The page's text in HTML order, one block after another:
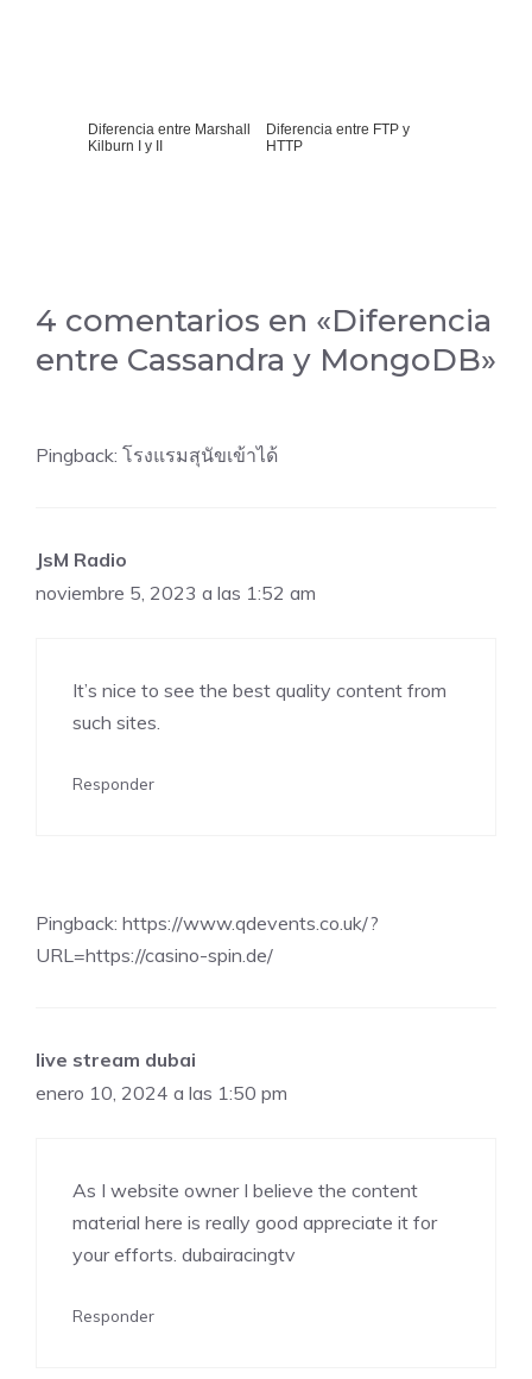
Diferencia entre Marshall
Kilburn I y II
Diferencia entre FTP y
HTTP
4 comentarios en «Diferencia
entre Cassandra y MongoDB»
Pingback: โรงแรมสุนัขเข้าได้
JsM Radio
noviembre 5, 2023 a las 1:52 am
It’s nice to see the best quality content from
such sites.
Responder
Pingback: https://www.qdevents.co.uk/?
URL=https://casino-spin.de/
live stream dubai
enero 10, 2024 a las 1:50 pm
As I website owner I believe the content
material here is really good appreciate it for
your efforts. dubairacingtv
Responder